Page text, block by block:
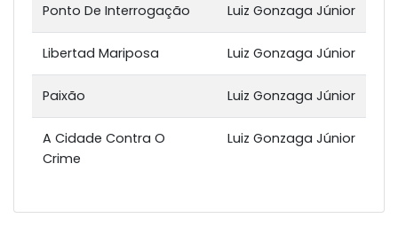
Ponto De Interrogação Luiz Gonzaga Júnior
Libertad Mariposa Luiz Gonzaga Júnior
Paixão Luiz Gonzaga Júnior
A Cidade Contra O
Crime
Luiz Gonzaga Júnior